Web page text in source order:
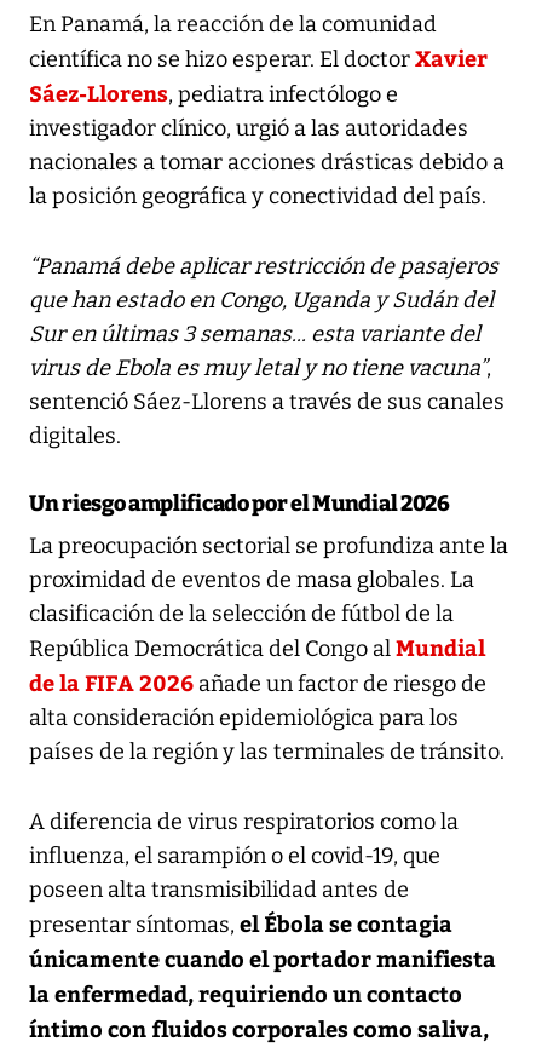
En Panamá, la reacción de la comunidad
científica no se hizo esperar. El doctorXavier
Sáez-Llorens, pediatra infectólogo e
investigador clínico, urgió a las autoridades
nacionales a tomar acciones drásticas debido a
la posición geográfica y conectividad del país.
“Panamá debe aplicar restricción de pasajeros
que han estado en Congo, Uganda y Sudán del
Sur en últimas 3 semanas... esta variante del
virus de Ebola es muy letal y no tiene vacuna”,
sentenció Sáez-Llorens a través de sus canales
digitales.
Un riesgo amplificado por el Mundial 2026
La preocupación sectorial se profundiza ante la
proximidad de eventos de masa globales. La
clasificación de la selección de fútbol de la
República Democrática del Congo alMundial
de la FIFA 2026 añade un factor de riesgo de
alta consideración epidemiológica para los
países de la región y las terminales de tránsito.
A diferencia de virus respiratorios como la
influenza, el sarampión o el covid-19, que
poseen alta transmisibilidad antes de
presentar síntomas, el Ébola se contagia
únicamente cuando el portador manifiesta
la enfermedad, requiriendo un contacto
íntimo con fluidos corporales como saliva,